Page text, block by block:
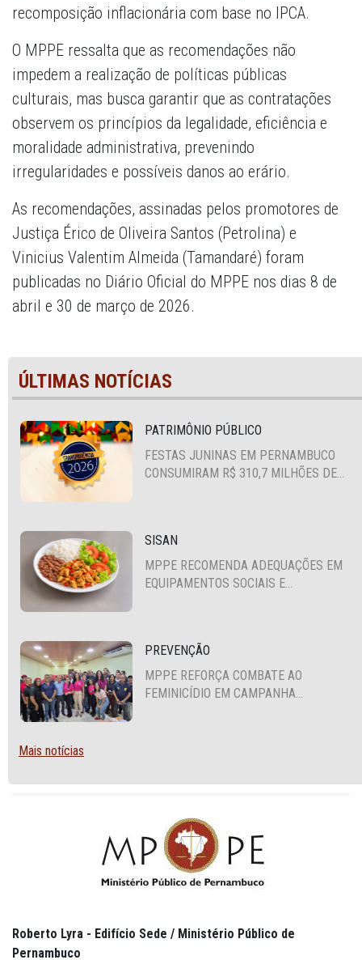
recomposição inflacionária com base no IPCA.
O MPPE ressalta que as recomendações não
impedem a realização de políticas públicas
culturais, mas busca garantir que as contratações
observem os princípios da legalidade, eficiência e
moralidade administrativa, prevenindo
irregularidades e possíveis danos ao erário.
As recomendações, assinadas pelos promotores de
Justiça Érico de Oliveira Santos (Petrolina) e
Vinicius Valentim Almeida (Tamandaré) foram
publicadas no Diário Oficial do MPPE nos dias 8 de
abril e 30 de março de 2026.
ÚLTIMAS NOTÍCIAS
PATRIMÔNIO PÚBLICO
FESTAS JUNINAS EM PERNAMBUCO
CONSUMIRAM R$ 310,7 MILHÕES DE
SISAN
MPPE RECOMENDA ADEQUAÇÕES EM
EQUIPAMENTOS SOCIAIS E
PREVENÇÃO
MPPE REFORÇA COMBATE AO
FEMINICÍDIO EM CAMPANHA
Mais notícias
Roberto Lyra - Edifício Sede / Ministério Público de
Pernambuco